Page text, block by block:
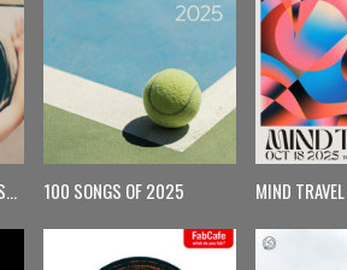
【月曜更新】Monday Spin 100 SONGS OF 2025 MIND TRAVEL